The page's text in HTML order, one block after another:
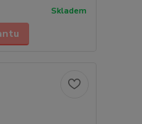
Skladem